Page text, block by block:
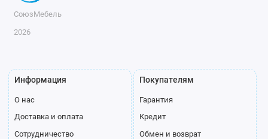
СоюзМебель
2026
Информация
О нас
Доставка и оплата
Сотрудничество
Покупателям
Гарантия
Кредит
Обмен и возврат